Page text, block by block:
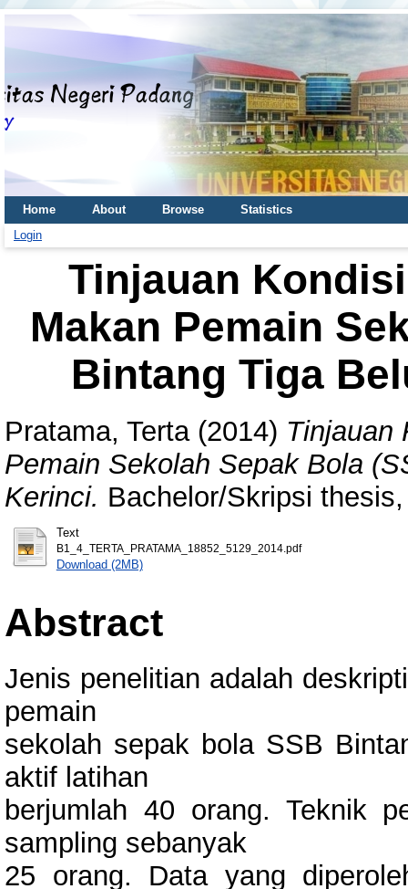
Home About Browse
Statistics
Login
Tinjauan
Makan Pemain
Bintang Tiga
Pratama, Terta(2014) Tinjauan
Pemain Sekolah Sepak Bola
Kerinci. Bachelor/Skripsi
Text
B1_4_TERTA_PRATAMA_18852_5129_2014.pdf
Download (2MB)
Abstract
Jenis penelitian adalah
pemain
sekolah sepak bola SSB
aktif latihan
berjumlah 40 orang. Teknik
sampling sebanyak
25 orang. Data yang